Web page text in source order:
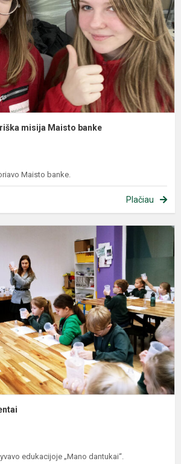
misija Maisto banke
Maisto banke.
Plačiau
edukacijoje „Mano dantukai“.